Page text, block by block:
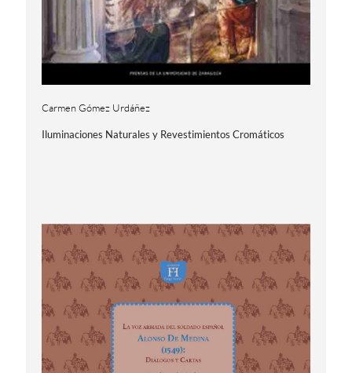
Carmen Gómez Urdáñez
Iluminaciones Naturales y Revestimientos Cromáticos